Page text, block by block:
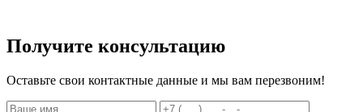
Получите консультацию
Оставьте свои контактные данные и мы вам перезвоним!